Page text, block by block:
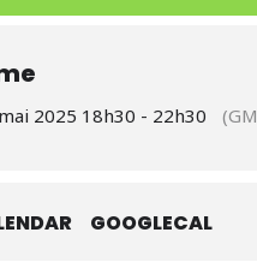
2025 18h30 - 22h30
GOOGLECAL